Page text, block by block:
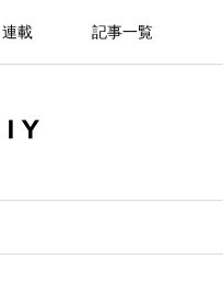
連載 記事一覧